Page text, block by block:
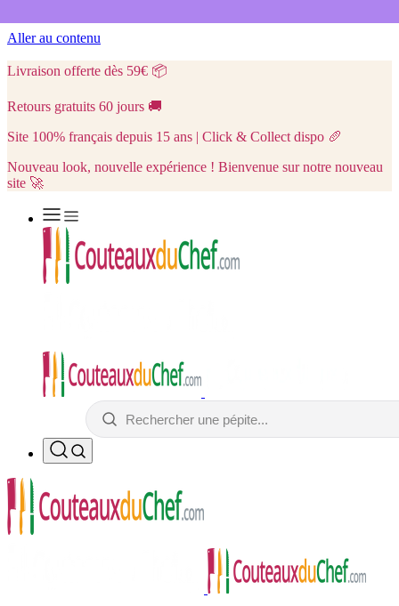
Aller au contenu
Livraison offerte dès 59€ 📦
Retours gratuits 60 jours 🚚
Site 100% français depuis 15 ans | Click & Collect dispo 🥖
Nouveau look, nouvelle expérience ! Bienvenue sur notre nouveau
site 🚀